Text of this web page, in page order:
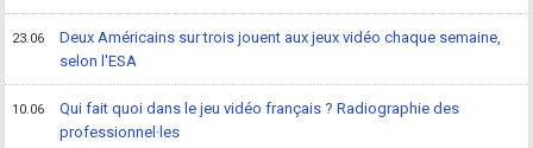
23.06
Deux Américains sur trois jouent aux jeux vidéo chaque semaine,
selon l'ESA
10.06
Qui fait quoi dans le jeu vidéo français ? Radiographie des
professionnel·les